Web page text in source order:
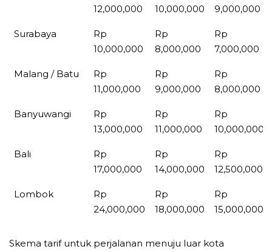
12,000,000
10,000,000
9,000,000
Surabaya
Rp
10,000,000
Rp
8,000,000
Rp
7,000,000
Malang / Batu
Rp
11,000,000
Rp
9,000,000
Rp
8,000,000
Banyuwangi
Rp
13,000,000
Rp
11,000,000
Rp
10,000,000
Bali
Rp
17,000,000
Rp
14,000,000
Rp
12,500,000
Lombok
Rp
24,000,000
Rp
18,000,000
Rp
15,000,000
Skema tarif untuk perjalanan menuju luar kota